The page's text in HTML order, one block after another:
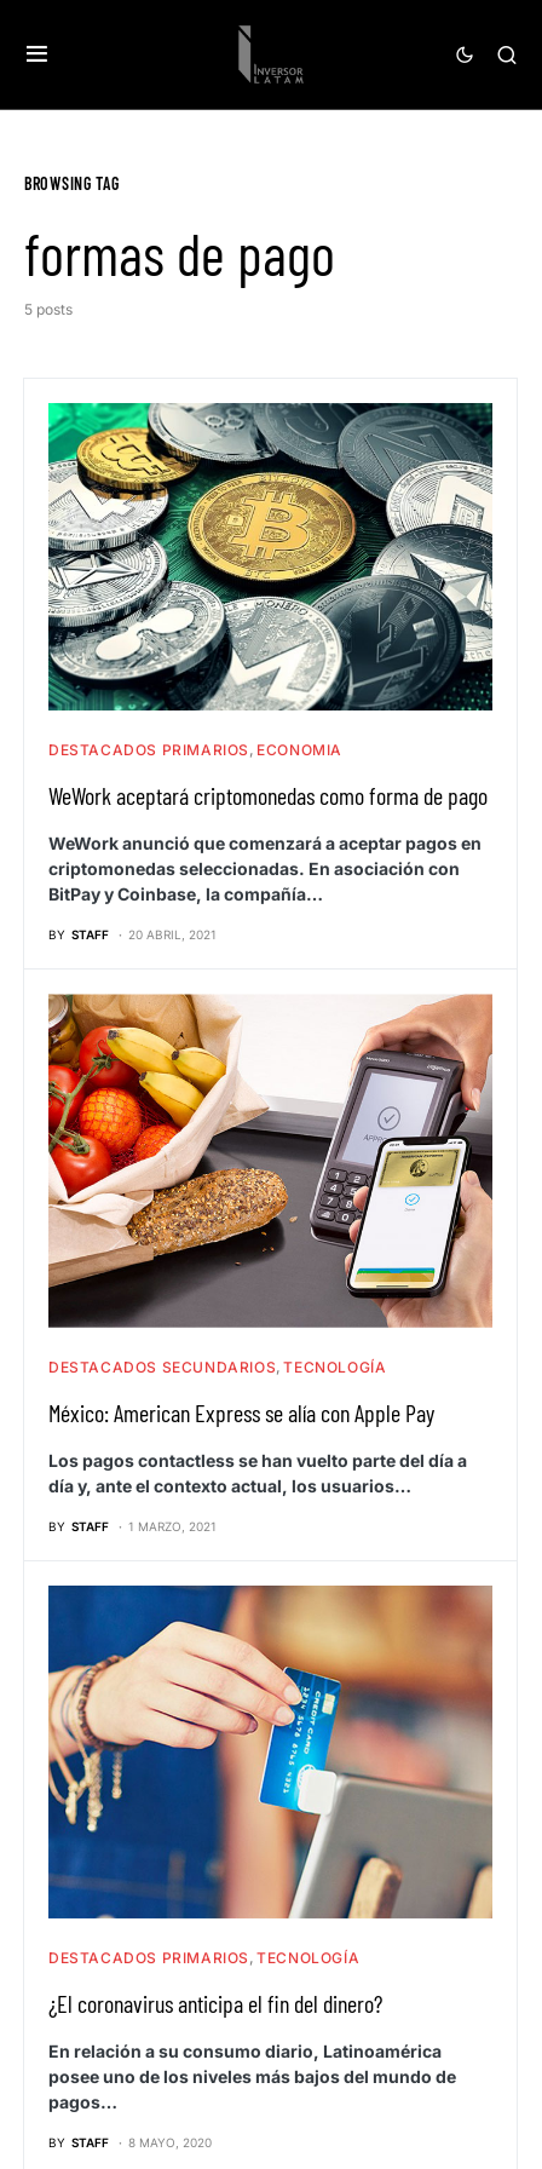
BROWSING TAG
formas de pago
5 posts
DESTACADOS PRIMARIOS ECONOMIA
WeWork aceptará criptomonedas como forma de pago
WeWork anunció que comenzará a aceptar pagos en
criptomonedas seleccionadas. En asociación con
BitPay y Coinbase, la compañía…
BY STAFF 20 ABRIL, 2021
DESTACADOS SECUNDARIOS TECNOLOGÍA
México: American Express se alía con Apple Pay
Los pagos contactless se han vuelto parte del día a
día y, ante el contexto actual, los usuarios…
BY STAFF 1 MARZO, 2021
DESTACADOS PRIMARIOS TECNOLOGÍA
¿El coronavirus anticipa el fin del dinero?
En relación a su consumo diario, Latinoamérica
posee uno de los niveles más bajos del mundo de
pagos…
BY STAFF 8 MAYO, 2020